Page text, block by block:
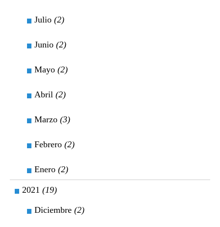
Julio (2)
Junio (2)
Mayo (2)
Abril (2)
Marzo (3)
Febrero (2)
Enero (2)
2021 (19)
Diciembre (2)